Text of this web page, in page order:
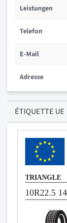
Leistungen
Telefon
E-Mail
Adresse
ÉTIQUETTE UE